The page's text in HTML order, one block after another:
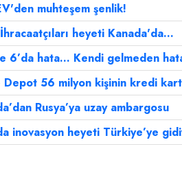
muhteşem şenlik!
heyeti Kanada'da...
6’da hata... Kendi gelmeden
Depot 56 milyon kişinin kredi
Rusya’ya uzay ambargosu
inovasyon heyeti Türkiye’ye